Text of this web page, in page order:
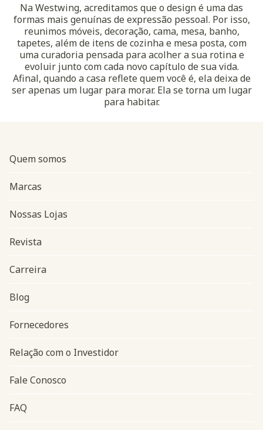
Na Westwing, acreditamos que o design é uma das
formas mais genuínas de expressão pessoal. Por isso,
reunimos móveis, decoração, cama, mesa, banho,
tapetes, além de itens de cozinha e mesa posta, com
uma curadoria pensada para acolher a sua rotina e
evoluir junto com cada novo capítulo de sua vida.
Afinal, quando a casa reflete quem você é, ela deixa de
ser apenas um lugar para morar. Ela se torna um lugar
para habitar.
Navegação do rodapé
Quem somos
Marcas
Nossas Lojas
Revista
Carreira
Blog
Fornecedores
Relação com o Investidor
Fale Conosco
FAQ